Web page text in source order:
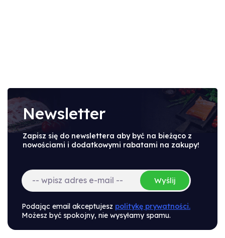
Newsletter
Zapisz się do newslettera aby być na bieżąco z
nowościami i dodatkowymi rabatami na zakupy!
Wyślij
Podając email akceptujesz politykę prywatności.
Możesz być spokojny, nie wysyłamy spamu.